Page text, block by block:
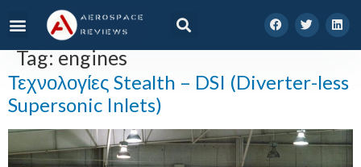
Tag:engines
Τεχνολογίες Stealth – DSI (Diverter-less
Supersonic Inlets)